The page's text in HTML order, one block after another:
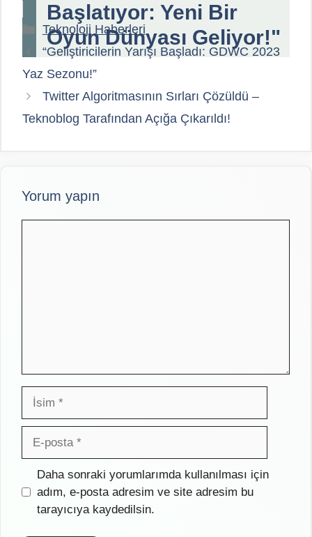
Başlatıyor: Yeni Bir
Oyun Dünyası Geliyor!"
Kategoriler
Teknoloji Haberleri
“Geliştiricilerin Yarışı Başladı: GDWC 2023
Yaz Sezonu!”
Twitter Algoritmasının Sırları Çözüldü –
Teknoblog Tarafından Açığa Çıkarıldı!
Yorum yapın
İsim
posta
İnternet
sitesi
Daha sonraki yorumlarımda kullanılması için
adım, e-posta adresim ve site adresim bu
tarayıcıya kaydedilsin.